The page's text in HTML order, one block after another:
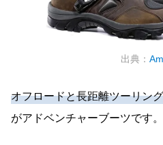
出典：
オフロードと長距離ツーリン
がアドベンチャーブーツです。